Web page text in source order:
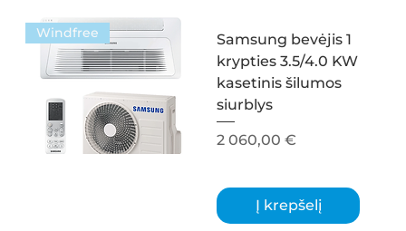
Windfree
Samsung bevėjis 1
krypties 3.5/4.0 KW
kasetinis šilumos
siurblys
Kaina
2 060,00 €
Į krepšelį